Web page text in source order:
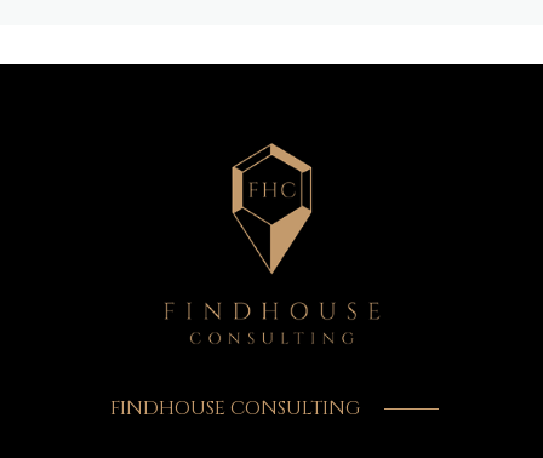
FINDHOUSE CONSULTING